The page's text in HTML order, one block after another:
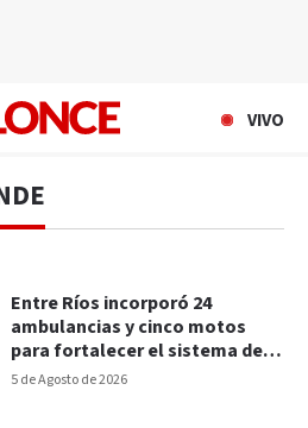
VIVO
5 de Agosto de 2026
Entre Ríos incorporó 24
ambulancias y cinco motos
para fortalecer el sistema de
salud